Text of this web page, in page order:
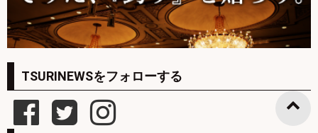
TSURINEWSをフォローする